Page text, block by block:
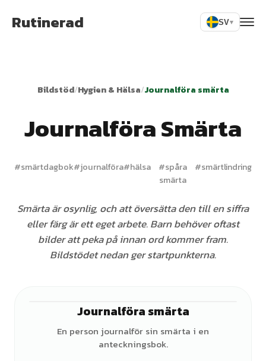
Rutinerad SV▾
Bildstöd/Hygien & Hälsa/Journalföra smärta
Journalföra Smärta
#smärtdagbok#journalföra#hälsa #spåra
smärta
#smärtlindring
Smärta är osynlig, och att översätta den till en siffra
eller färg är ett eget arbete. Barn behöver oftast
bilder att peka på innan ord kommer fram.
Bildstödet nedan ger startpunkterna.
Journalföra smärta
En person journalför sin smärta i en
anteckningsbok.